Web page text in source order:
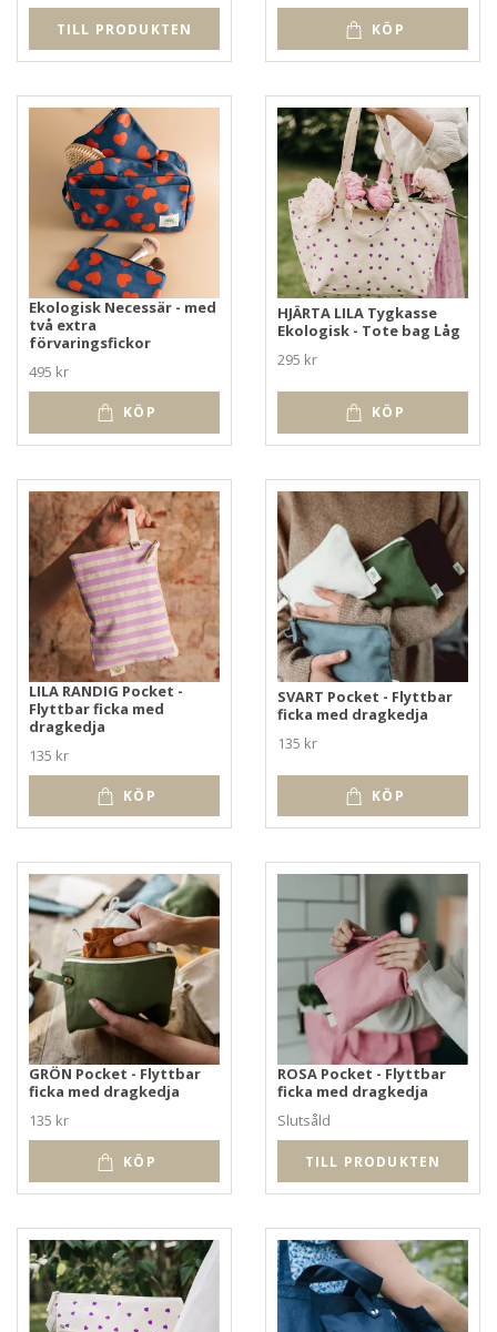
TILL PRODUKTEN KÖP
Ekologisk Necessär - med
två extra
förvaringsfickor
495 kr
KÖP
HJÄRTA LILA Tygkasse
Ekologisk - Tote bag Låg
295 kr
KÖP
LILA RANDIG Pocket -
Flyttbar ficka med
dragkedja
135 kr
KÖP
SVART Pocket - Flyttbar
ficka med dragkedja
135 kr
KÖP
GRÖN Pocket - Flyttbar
ficka med dragkedja
135 kr
KÖP
ROSA Pocket - Flyttbar
ficka med dragkedja
Slutsåld
TILL PRODUKTEN